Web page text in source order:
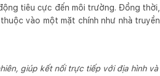
tiêu cực đến môi trường. Đồng thời,
vào một mặt chính như nhà truyền
giúp kết nối trực tiếp với địa hình và